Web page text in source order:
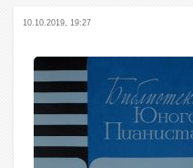
10.10.2019, 19:27